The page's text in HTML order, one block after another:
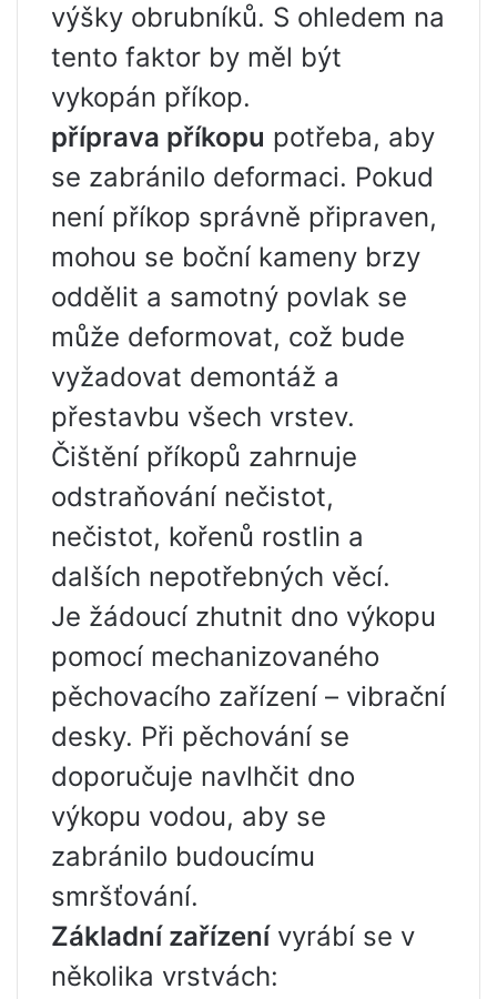
výšky obrubníků. S ohledem na
tento faktor by měl být
vykopán příkop.
příprava příkopu potřeba, aby
se zabránilo deformaci. Pokud
není příkop správně připraven,
mohou se boční kameny brzy
oddělit a samotný povlak se
může deformovat, což bude
vyžadovat demontáž a
přestavbu všech vrstev.
Čištění příkopů zahrnuje
odstraňování nečistot,
nečistot, kořenů rostlin a
dalších nepotřebných věcí.
Je žádoucí zhutnit dno výkopu
pomocí mechanizovaného
pěchovacího zařízení – vibrační
desky. Při pěchování se
doporučuje navlhčit dno
výkopu vodou, aby se
zabránilo budoucímu
smršťování.
Základní zařízenívyrábí se v
několika vrstvách: